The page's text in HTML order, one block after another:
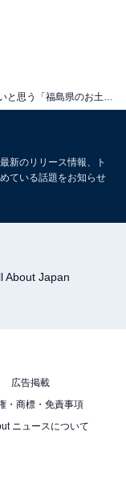
新のリリース情報、ト
ている話題をお知らせ
About Japan
広告掲載
・商標・免責事項
ニュースについて